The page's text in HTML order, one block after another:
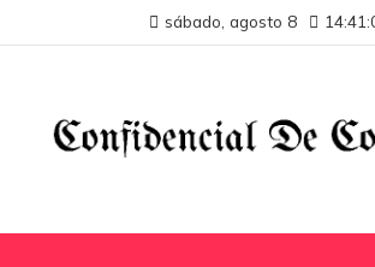
sábado, agosto 8